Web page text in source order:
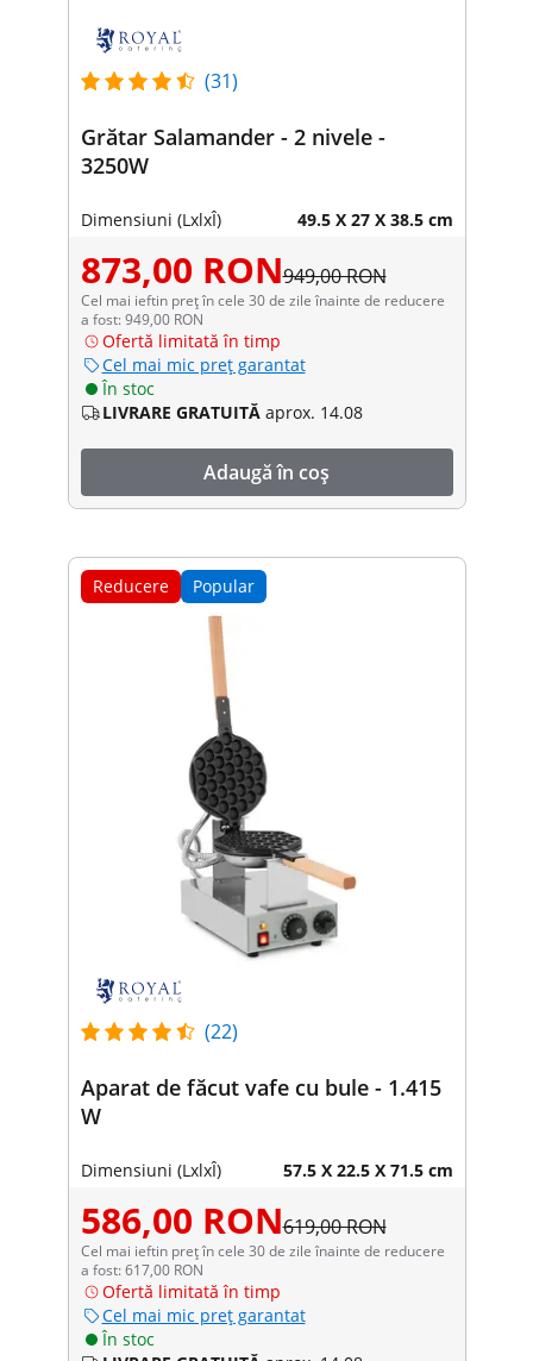
(31)
Grătar Salamander - 2 nivele -
3250W
Dimensiuni (LxlxÎ) 49.5 X 27 X 38.5 cm
873,00 RON949,00 RON
Cel mai ieftin preț în cele 30 de zile înainte de reducere
a fost: 949,00 RON
Ofertă limitată în timp
Cel mai mic preț garantat
În stoc
LIVRARE GRATUITĂ aprox. 14.08
Adaugă în coș
Reducere Popular
(22)
Aparat de făcut vafe cu bule - 1.415
W
Dimensiuni (LxlxÎ) 57.5 X 22.5 X 71.5 cm
586,00 RON619,00 RON
Cel mai ieftin preț în cele 30 de zile înainte de reducere
a fost: 617,00 RON
Ofertă limitată în timp
Cel mai mic preț garantat
În stoc